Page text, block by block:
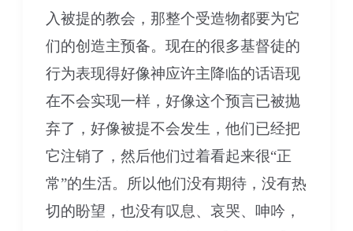
入被提的教会，那整个受造物都要为它
们的创造主预备。现在的很多基督徒的
行为表现得好像神应许主降临的话语现
在不会实现一样，好像这个预言已被抛
弃了，好像被提不会发生，他们已经把
它注销了，然后他们过着看起来很“正
常”的生活。所以他们没有期待，没有热
切的盼望，也没有叹息、哀哭、呻吟，